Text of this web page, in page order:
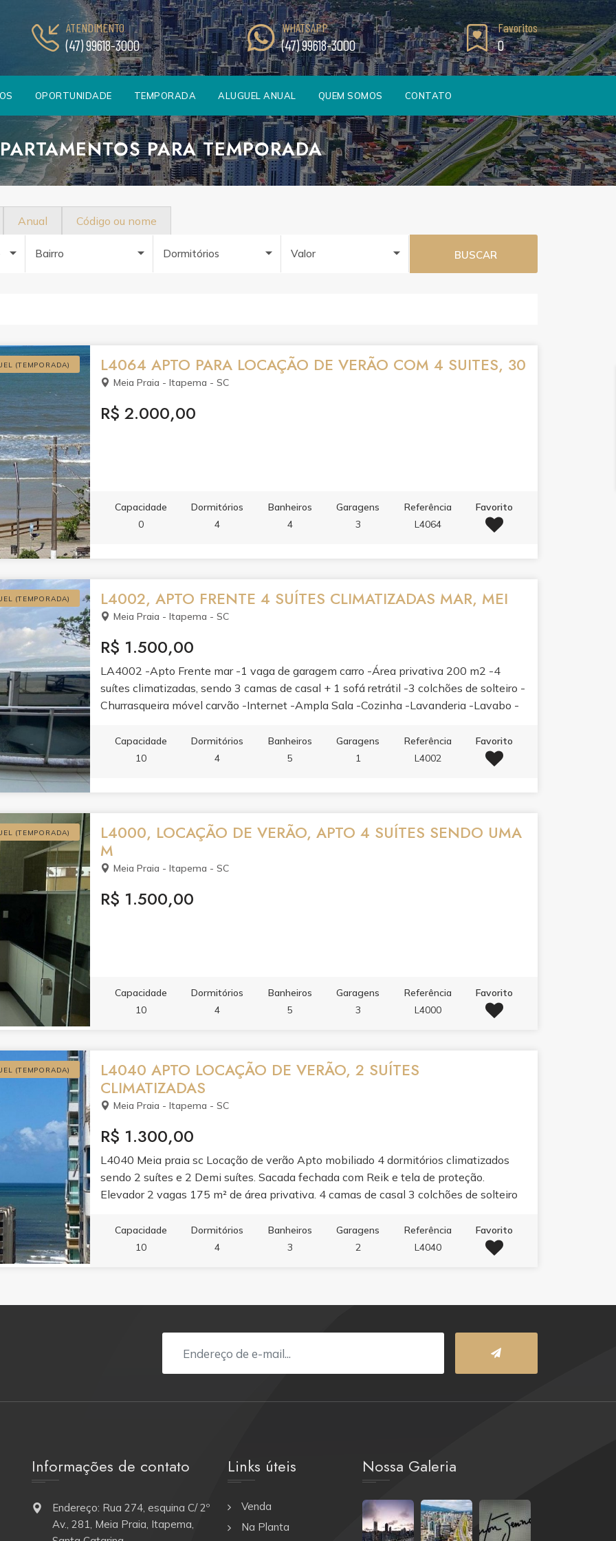
ATENDIMENTO
(47) 99618-3000
WHATSAPP
(47) 99618-3000
Favoritos
0
OPORTUNIDADE TEMPORADA ALUGUEL ANUAL QUEM SOMOS CONTATO
PARA TEMPORADA
Anual Código ou nome
Bairro Dormitórios Valor BUSCAR
(TEMPORADA) L4064 APTO PARA LOCAÇÃO DE VERÃO COM 4 SUITES, 30
Meia Praia - Itapema - SC
R$ 2.000,00
Capacidade
0
Dormitórios
4
Banheiros
4
Garagens
3
Referência
L4064
Favorito
(TEMPORADA) L4002, APTO FRENTE 4 SUÍTES CLIMATIZADAS MAR, MEI
Meia Praia - Itapema - SC
R$ 1.500,00
LA4002 -Apto Frente mar -1 vaga de garagem carro -Área privativa 200 m2 -4
suítes climatizadas, sendo 3 camas de casal + 1 sofá retrátil -3 colchões de solteiro -
Churrasqueira móvel carvão -Internet -Ampla Sala -Cozinha -Lavanderia -Lavabo -
Capacidade
10
Dormitórios
4
Banheiros
5
Garagens
1
Referência
L4002
Favorito
(TEMPORADA)
L4000, LOCAÇÃO DE VERÃO, APTO 4 SUÍTES SENDO UMA
M
Meia Praia - Itapema - SC
R$ 1.500,00
Capacidade
10
Dormitórios
4
Banheiros
5
Garagens
3
Referência
L4000
Favorito
(TEMPORADA)
L4040 APTO LOCAÇÃO DE VERÃO, 2 SUÍTES
CLIMATIZADAS
Meia Praia - Itapema - SC
R$ 1.300,00
L4040 Meia praia sc Locação de verão Apto mobiliado 4 dormitórios climatizados
sendo 2 suítes e 2 Demi suítes. Sacada fechada com Reik e tela de proteção.
Elevador 2 vagas 175 m² de área privativa. 4 camas de casal 3 colchões de solteiro
Capacidade
10
Dormitórios
4
Banheiros
3
Garagens
2
Referência
L4040
Favorito
Informações de contato
Endereço: Rua 274, esquina C/ 2º
Av., 281, Meia Praia, Itapema,
Links úteis
Venda
Na Planta
Nossa Galeria